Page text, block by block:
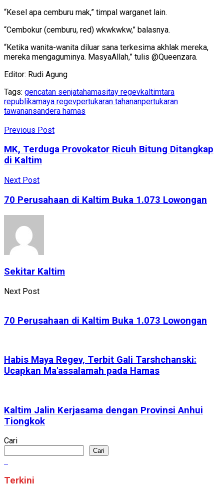
“Kesel apa cemburu mak,” timpal warganet lain.
“Cembokur (cemburu, red) wkwkwkw,” balasnya.
“Ketika wanita-wanita diluar sana terkesima akhlak mereka,
mereka mengaguminya. MasyaAllah,” tulis @Queenzara.
Editor: Rudi Agung
Tags: gencatan senjatahamasitay regevkaltimtara
republikamaya regevpertukaran tahananpertukaran
tawanansandera hamas
Previous Post
MK, Terduga Provokator Ricuh Bitung Ditangkap
di Kaltim
Next Post
70 Perusahaan di Kaltim Buka 1.073 Lowongan
Sekitar Kaltim
Next Post
70 Perusahaan di Kaltim Buka 1.073 Lowongan
Habis Maya Regev, Terbit Gali Tarshchanski:
Ucapkan Ma'assalamah pada Hamas
Kaltim Jalin Kerjasama dengan Provinsi Anhui
Tiongkok
Cari
Cari
Terkini